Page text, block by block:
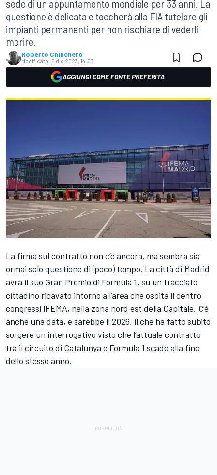
sede di un appuntamento mondiale per 33 anni. La
questione è delicata e toccherà alla FIA tutelare gli
impianti permanenti per non rischiare di vederli
morire.
Roberto Chinchero
Modificato: 5 dic 2023, 14:53
AGGIUNGI COME FONTE PREFERITA
La firma sul contratto non c’è ancora, ma sembra sia
ormai solo questione di (poco) tempo. La città di Madrid
avrà il suo Gran Premio di Formula 1, su un tracciato
cittadino ricavato intorno all’area che ospita il centro
congressi IFEMA, nella zona nord est della Capitale. C’è
anche una data, e sarebbe il 2026, il che ha fatto subito
sorgere un interrogativo visto che l’attuale contratto
tra il circuito di Catalunya e Formula 1 scade alla fine
dello stesso anno.